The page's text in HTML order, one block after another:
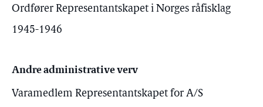
Ordfører Representantskapet i Norges råfisklag
1945-1946
Andre administrative verv
Varamedlem Representantskapet for A/S